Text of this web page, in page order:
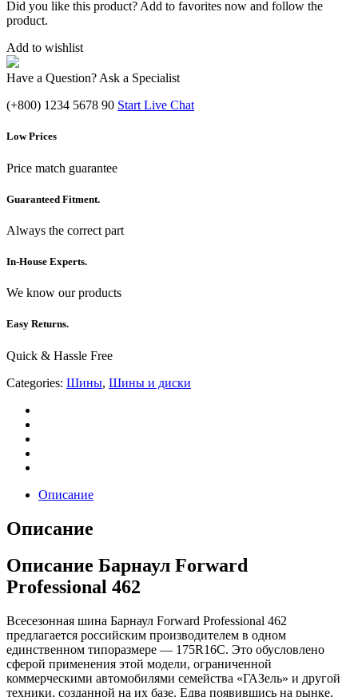
Did you like this product? Add to favorites now and follow the
product.
Add to wishlist
Have a Question? Ask a Specialist
(+800) 1234 5678 90 Start Live Chat
Low Prices
Price match guarantee
Guaranteed Fitment.
Always the correct part
In-House Experts.
We know our products
Easy Returns.
Quick & Hassle Free
Categories: Шины, Шины и диски
Описание
Описание
Описание Барнаул Forward
Professional 462
Всесезонная шина Барнаул Forward Professional 462
предлагается российским производителем в одном
единственном типоразмере — 175R16C. Это обусловлено
сферой применения этой модели, ограниченной
коммерческими автомобилями семейства «ГАЗель» и другой
техники, созданной на их базе. Едва появившись на рынке,